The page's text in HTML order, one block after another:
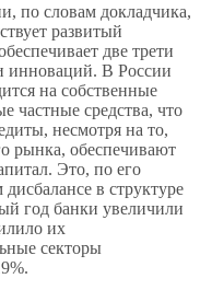
по словам докладчика,
развитый
две трети
инноваций. В России
на собственные
частные средства, что
несмотря на то,
рынка, обеспечивают
Это, по его
в структуре
год банки увеличили
их
секторы